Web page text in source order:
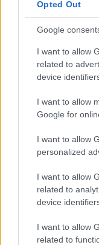
Opted Out
Google
I want to allow
related to
device
I want to allow
Google for
I want to allow
personalized
I want to allow
related to
device
I want to allow
related to
Γιατί ίσως
Νέα Ορλεάνη
κοινά σημεία
Οι δύο
στρατιωτική